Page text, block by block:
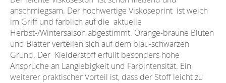
anschmiegsam. Der hochwertige Viskoseprint ist weich
im Griff und farblich auf die aktuelle
Herbst-/Wintersaison abgestimmt. Orange-braune Blüten
und Blätter verteilen sich auf dem blau-schwarzen
Grund. Der Kleiderstoff erfüllt besonders hohe
Ansprüche an Langlebigkeit und Farbintensität. Ein
weiterer praktischer Vorteil ist, dass der Stoff leicht zu